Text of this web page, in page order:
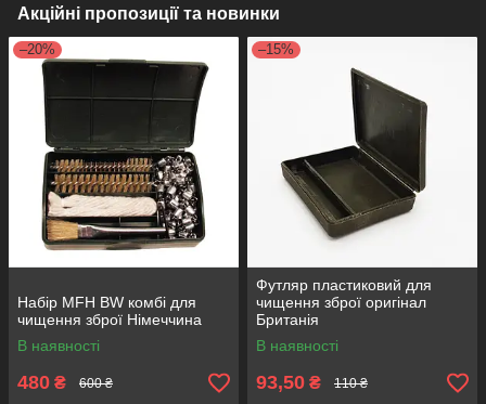
Акційні пропозиції та новинки
–20%
Набір MFH BW комбі для
чищення зброї Німеччина
В наявності
480 ₴ 600 ₴
–15%
Футляр пластиковий для
чищення зброї оригінал
Британія
В наявності
93,50 ₴ 110 ₴